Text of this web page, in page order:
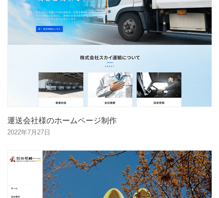
運送会社様のホームページ制作
2022年7月27日